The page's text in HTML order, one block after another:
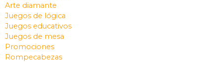
Arte diamante
Juegos de lógica
Juegos educativos
Juegos de mesa
Promociones
Rompecabezas